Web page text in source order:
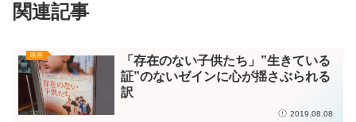
関連記事
映画
「存在のない子供たち」”生きている
証”のないゼインに心が揺さぶられる
訳
2019.08.08